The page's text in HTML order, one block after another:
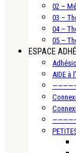
02 –
03 –
04 –
05 –
ESPACE
AIDE à